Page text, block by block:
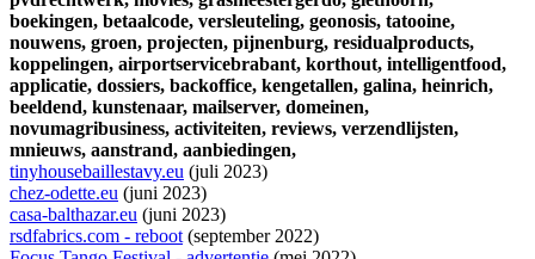
boekingen, betaalcode, versleuteling, geonosis, tatooine,
nouwens, groen, projecten, pijnenburg, residualproducts,
koppelingen, airportservicebrabant, korthout, intelligentfood,
applicatie, dossiers, backoffice, kengetallen, galina, heinrich,
beeldend, kunstenaar, mailserver, domeinen,
novumagribusiness, activiteiten, reviews, verzendlijsten,
mnieuws, aanstrand, aanbiedingen,
tinyhousebaillestavy.eu (juli 2023)
chez-odette.eu (juni 2023)
casa-balthazar.eu (juni 2023)
rsdfabrics.com - reboot(september 2022)